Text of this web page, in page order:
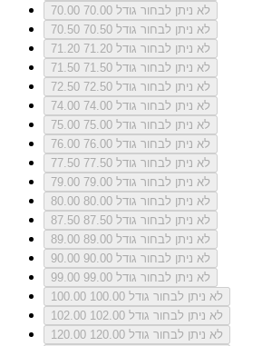
70.00
לא ניתן לבחור גודל 70.00
70.50
לא ניתן לבחור גודל 70.50
71.20
לא ניתן לבחור גודל 71.20
71.50
לא ניתן לבחור גודל 71.50
72.50
לא ניתן לבחור גודל 72.50
74.00
לא ניתן לבחור גודל 74.00
75.00
לא ניתן לבחור גודל 75.00
76.00
לא ניתן לבחור גודל 76.00
77.50
לא ניתן לבחור גודל 77.50
79.00
לא ניתן לבחור גודל 79.00
80.00
לא ניתן לבחור גודל 80.00
87.50
לא ניתן לבחור גודל 87.50
89.00
לא ניתן לבחור גודל 89.00
90.00
לא ניתן לבחור גודל 90.00
99.00
לא ניתן לבחור גודל 99.00
100.00
לא ניתן לבחור גודל 100.00
102.00
לא ניתן לבחור גודל 102.00
120.00
לא ניתן לבחור גודל 120.00